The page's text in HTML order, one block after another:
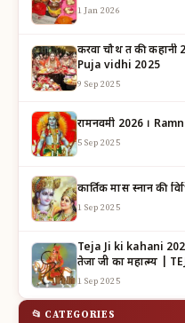
1 Jan 2026
करवा चौथ व्रत की
Puja vidhi 2025
9 Sep 2025
रामनवमी 2026 ।
5 Sep 2025
कार्तिक मास स्नान की
1 Sep 2025
Teja Ji ki kahani 2025 | तेजाजी की कहानी |
तेजा जी का महात्म्य |
1 Sep 2025
📂 CATEGORIES